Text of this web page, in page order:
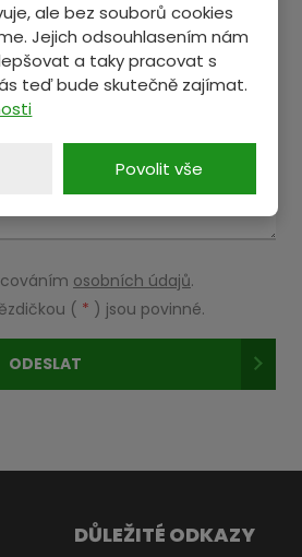
osobních údajů.
( * ) jsou povinné.
ODESLAT
DŮLEŽITÉ ODKAZY
ale bez souborů cookies
Jejich odsouhlasením nám
a taky pracovat s
teď bude skutečně zajímat.
Povolit vše